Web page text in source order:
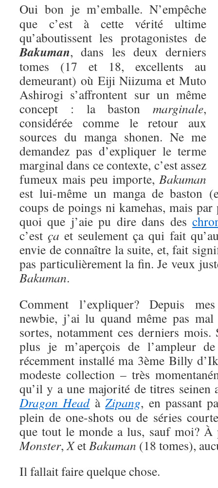
Oui bon je m’emballe. N’empêche
que c’est à cette vérité ultime
qu’aboutissent les protagonistes de
Bakuman, dans les deux derniers
tomes (17 et 18, excellents au
demeurant) où Eiji Niizuma et Muto
Ashirogi s’affrontent sur un même
concept : la baston marginale,
considérée comme le retour aux
sources du manga shonen. Ne me
demandez pas d’expliquer le terme
marginal dans ce contexte, c’est assez
fumeux mais peu importe, Bakuman
est lui-même un manga de baston
coups de poings ni kamehas, mais
quoi que j’aie pu dire dans des
c’estça et seulement ça qui fait
envie de connaître la suite, et, fait
pas particulièrement la fin. Je veux
Bakuman.
Comment l’expliquer? Depuis
newbie, j’ai lu quand même pas
sortes, notamment ces derniers
plus je m’aperçois de l’ampleur
récemment installé ma 3ème Billy
modeste collection – très
qu’il y a une majorité de titres seinen
Dragon HeadàZipang, en passant
plein de one-shots ou de séries
que tout le monde a lus, sauf moi?
Monster,XetBakuman (18 tomes),
Il fallait faire quelque chose.